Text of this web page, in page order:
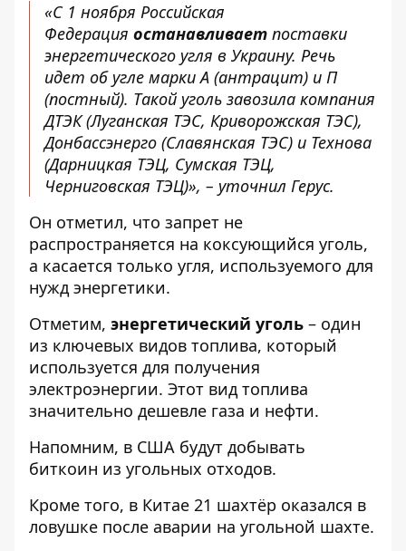
«С 1 ноября Российская
Федерация останавливает поставки
энергетического угля в Украину. Речь
идет об угле марки А (антрацит) и П
(постный). Такой уголь завозила компания
ДТЭК (Луганская ТЭС, Криворожская ТЭС),
Донбассэнерго (Славянская ТЭС) и Технова
(Дарницкая ТЭЦ, Сумская ТЭЦ,
Черниговская ТЭЦ)», – уточнил Герус.
Он отметил, что запрет не
распространяется на коксующийся уголь,
а касается только угля, используемого для
нужд энергетики.
Отметим, энергетический уголь – один
из ключевых видов топлива, который
используется для получения
электроэнергии. Этот вид топлива
значительно дешевле газа и нефти.
Напомним, в США будут добывать
биткоин из угольных отходов.
Кроме того, в Китае 21 шахтёр оказался в
ловушке после аварии на угольной шахте.